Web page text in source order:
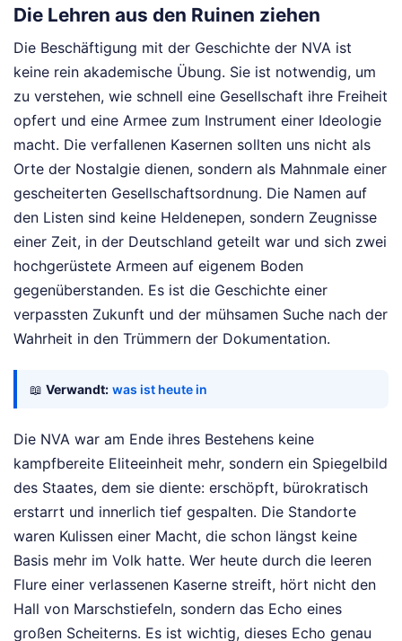
Die Lehren aus den Ruinen ziehen
Die Beschäftigung mit der Geschichte der NVA ist
keine rein akademische Übung. Sie ist notwendig, um
zu verstehen, wie schnell eine Gesellschaft ihre Freiheit
opfert und eine Armee zum Instrument einer Ideologie
macht. Die verfallenen Kasernen sollten uns nicht als
Orte der Nostalgie dienen, sondern als Mahnmale einer
gescheiterten Gesellschaftsordnung. Die Namen auf
den Listen sind keine Heldenepen, sondern Zeugnisse
einer Zeit, in der Deutschland geteilt war und sich zwei
hochgerüstete Armeen auf eigenem Boden
gegenüberstanden. Es ist die Geschichte einer
verpassten Zukunft und der mühsamen Suche nach der
Wahrheit in den Trümmern der Dokumentation.
📖 Verwandt: was ist heute in
Die NVA war am Ende ihres Bestehens keine
kampfbereite Eliteeinheit mehr, sondern ein Spiegelbild
des Staates, dem sie diente: erschöpft, bürokratisch
erstarrt und innerlich tief gespalten. Die Standorte
waren Kulissen einer Macht, die schon längst keine
Basis mehr im Volk hatte. Wer heute durch die leeren
Flure einer verlassenen Kaserne streift, hört nicht den
Hall von Marschstiefeln, sondern das Echo eines
großen Scheiterns. Es ist wichtig, dieses Echo genau